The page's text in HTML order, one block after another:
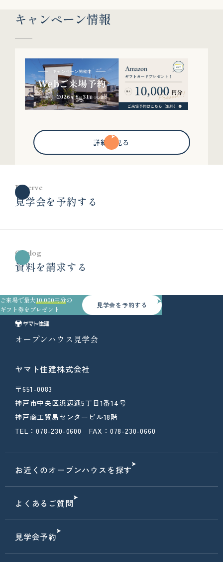
キャンペーン情報
詳細を見る
Reserve
見学会を予約する
Catalog
資料を請求する
ご来場で最大10,000円分の
ギフト券をプレゼント
見学会を予約する
オープンハウス見学会
ヤマト住建株式会社
〒651-0083
神戸市中央区浜辺通5丁目1番14号
神戸商工貿易センタービル18階
TEL：078-230-0600 FAX：078-230-0660
お近くのオープンハウスを探す
よくあるご質問
見学会予約